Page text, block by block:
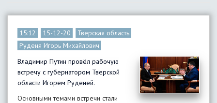
15:12 15-12-20
Тверская область
Руденя Игорь Михайлович
Владимир Путин провёл рабочую
встречу с губернатором Тверской
области Игорем Руденей.
Основными темами встречи стали